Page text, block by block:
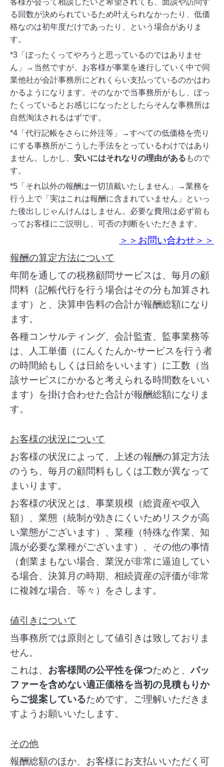
る回数が決められているため叶えられなかったり、低価
格なのは初年度だけであったり、という場合がありま
す。
*3「ぼったくってやろうと思っているのではありませ
ん」→当然ですが、お客様が事業を遂行していく中で同
業他社が会計事務所にどれくらい支払っているのかはわ
かるようになります。そのなかで当事務所がもし、ぼっ
たくっているとお感じになったとしたらそんな事務所は
自然淘汰されるはずです。
*4「代行記帳をさらに外注等」→すべての低価格を売り
にする事務所がこうした手法をとっているわけではあり
ません。しかし、 安いにはそれなりの理由がある もので
す。
*5「それ以外の報酬は一切頂戴いたしません」→業務を
行う上で「実はこれは報酬に含まれていません」といっ
た後出しじゃんけんはしません。必要な費用は必ず前も
ってお客様にご説明し、可否の判断をいただきます。
＞＞お問い合わせ＞＞
報酬の算定方法について
年間を通しての税務顧問サービスは、 毎月の顧
問料（記帳代行を行う場合はその分も加算され
ます）と、決算申告料の合計が報酬総額になり
ます。
各種コンサルティング、会計監査、監事業務等
は、人工単価（にんくたんか-サービスを行う者
の時間給もしくは日給をいいます）に工数（当
該サービスにかかると考えられる時間数をいい
ます）を掛け合わせた合計が報酬総額になりま
す。
お客様の状況について
お客様の状況によって、上述の報酬の算定方法
のうち、毎月の顧問料もしくは工数が異なって
まいります。
お客様の状況とは、事業規模（総資産や収入
額）、業態（統制が効きにくいためリスクが高
い業態がございます）、業種（特殊な作業、知
識が必要な業種がございます）、その他の事情
（創業まもない場合、業況が非常に逼迫してい
る場合、決算月の時期、相続資産の評価が非常
に複雑な場合、等々）をさします。
値引きについて
当事務所では原則として値引きは致しておりま
せん。
これは、 お客様間の公平性を保つためと、バッ
ファーを含めない適正価格を当初の見積もりか
らご提案しているためです。ご理解いただきま
すようお願いいたします。
その他
報酬総額のほか、お客様にお支払いいただく可